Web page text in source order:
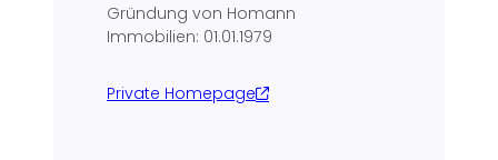
Gründung von Homann
Immobilien: 01.01.1979
Private Homepage